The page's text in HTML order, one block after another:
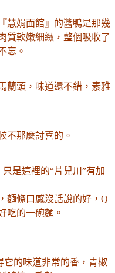
『慧娟面館』的醬鴨是那幾
質軟嫩細緻，整個吸收了
忘。
蘭頭，味道還不錯，素雅
不那麼討喜的。
是這裡的“片兒川”有加
麵條口感沒話說的好，Q
吃的一碗麵。
它的味道非常的香，青椒